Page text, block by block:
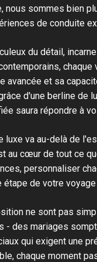
nous sommes bien
de conduite
du détail,
avancée et sa
d'une berline de
saura répondre à
va au-delà de
au cœur de tout ce
personnaliser
de votre voyage
ne sont pas
- des mariages
qui exigent une
chaque moment